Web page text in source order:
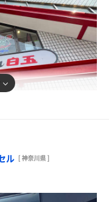
ル [ 神奈川県 ]